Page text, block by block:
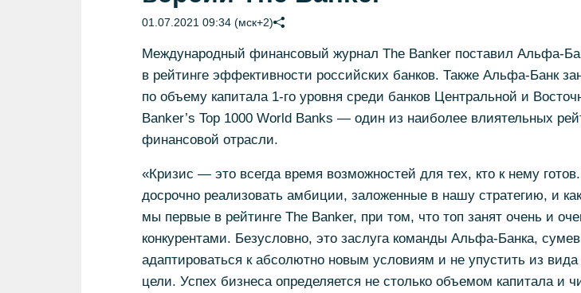
01.07.2021 09:34 (мск+2)
Международный финансовый журнал The Banker поставил Альфа-
в рейтинге эффективности российских банков. Также Альфа-Банк
по объему капитала 1-го уровня среди банков Центральной и
Banker’s Top 1000 World Banks — один из наиболее влиятельных
финансовой отрасли.
«Кризис — это всегда время возможностей для тех, кто к нему
досрочно реализовать амбиции, заложенные в нашу стратегию, и
мы первые в рейтинге The Banker, при том, что топ занят очень и
конкурентами. Безусловно, это заслуга команды Альфа-Банка,
адаптироваться к абсолютно новым условиям и не упустить из вида
цели. Успех бизнеса определяется не столько объемом капитала и